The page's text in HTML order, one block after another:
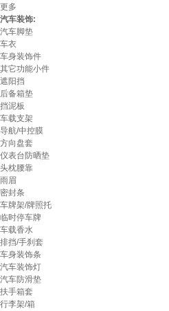
更多
汽车装饰:
汽车脚垫
车衣
车身装饰件
其它功能小件
遮阳挡
后备箱垫
挡泥板
车载支架
导航/中控膜
方向盘套
仪表台防晒垫
头枕腰靠
雨眉
密封条
车牌架/牌照托
临时停车牌
车载香水
排挡/手刹套
车身装饰条
汽车装饰灯
汽车防滑垫
扶手箱套
行李架/箱